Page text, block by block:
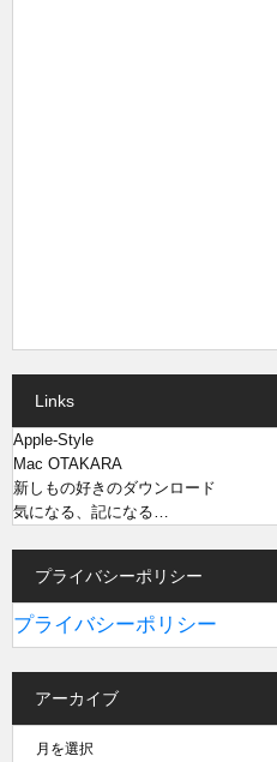
Links
Apple-Style
Mac OTAKARA
新しもの好きのダウンロード
気になる、記になる…
プライバシーポリシー
プライバシーポリシー
アーカイブ